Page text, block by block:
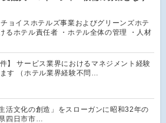
チョイスホテルズ事業およびグリーンズホテ
るホテル責任者 ・ホテル全体の管理 ・人材
件】 サービス業界におけるマネジメント経験
す （ホテル業界経験不問…
活文化の創造」をスローガンに昭和32年の
四日市市…